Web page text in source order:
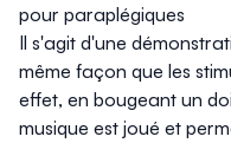
pour paraplégiques
Il s'agit d'une
même façon que les
effet, en bougeant un
musique est joué et